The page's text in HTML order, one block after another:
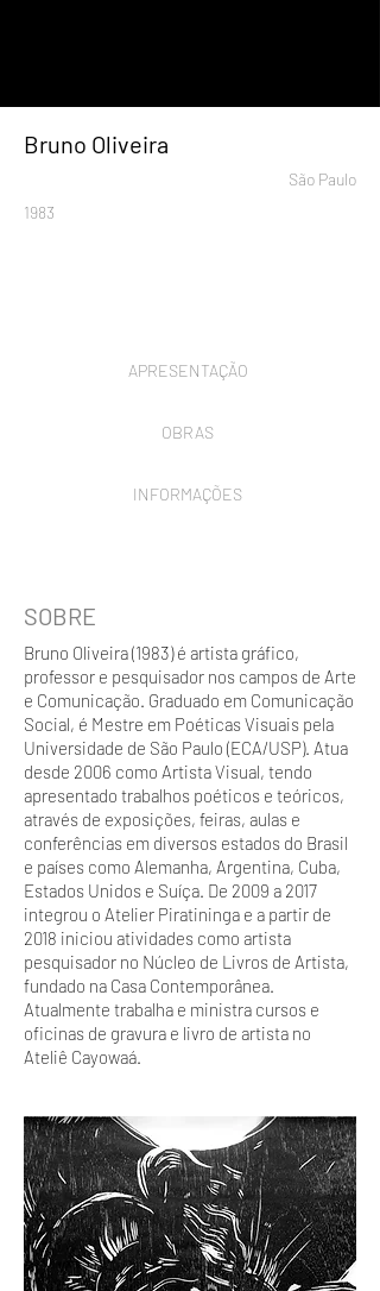
Bruno Oliveira
São Paulo
1983
APRESENTAÇÃO
OBRAS
INFORMAÇÕES
SOBRE
Bruno Oliveira (1983) é artista gráfico,
professor e pesquisador nos campos de Arte
e Comunicação. Graduado em Comunicação
Social, é Mestre em Poéticas Visuais pela
Universidade de São Paulo (ECA/USP). Atua
desde 2006 como Artista Visual, tendo
apresentado trabalhos poéticos e teóricos,
através de exposições, feiras, aulas e
conferências em diversos estados do Brasil
e países como Alemanha, Argentina, Cuba,
Estados Unidos e Suíça. De 2009 a 2017
integrou o Atelier Piratininga e a partir de
2018 iniciou atividades como artista
pesquisador no Núcleo de Livros de Artista,
fundado na Casa Contemporânea.
Atualmente trabalha e ministra cursos e
oficinas de gravura e livro de artista no
Ateliê Cayowaá.